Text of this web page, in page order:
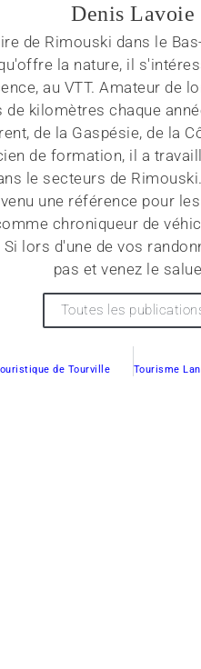
Denis Lavoie
de Rimouski dans le
la nature, il
au VTT. Amateur de
kilomètres chaque
de la Gaspésie, de la
de formation, il a
le secteurs de
une référence pour
chroniqueur de
lors d'une de vos
pas et venez le
Toutes les
de Tourville